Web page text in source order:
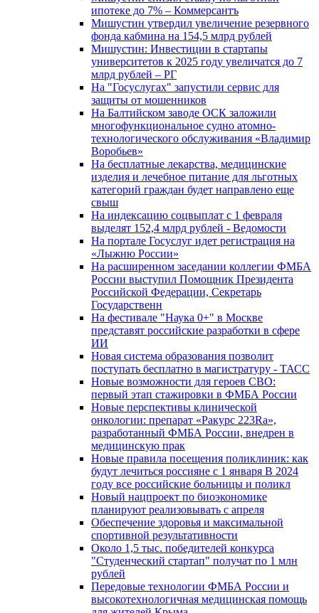
ипотеке до 7% – Коммерсантъ
Мишустин утвердил увеличение резервного
фонда кабмина на 154,5 млрд рублей
Мишустин: Инвестиции в стартапы
университетов к 2025 году увеличатся до 7
млрд рублей – РГ
На "Госуслугах" запустили сервис для
защиты от мошенников
На Балтийском заводе ОСК заложили
многофункциональное судно атомно-
технологического обслуживания «Владимир
Воробьев»
На бесплатные лекарства, медицинские
изделия и лечебное питание для льготных
категорий граждан будет направлено еще
свыш
На индексацию соцвыплат с 1 февраля
выделят 152,4 млрд рублей - Ведомости
На портале Госуслуг идет регистрация на
«Лыжню России»
На расширенном заседании коллегии ФМБА
России выступил Помощник Президента
Российской Федерации, Секретарь
Государственн
На фестивале "Наука 0+" в Москве
представят российские разработки в сфере
ИИ
Новая система образования позволит
поступать бесплатно в магистратуру - ТАСС
Новые возможности для героев СВО:
первый этап стажировки в ФМБА России
Новые перспективы клинической
онкологии: препарат «Ракурс 223Ra»,
разработанный ФМБА России, внедрен в
медицинскую прак
Новые правила посещения поликлиник: как
будут лечиться россияне с 1 января В 2024
году все российские больницы и поликл
Новый нацпроект по биоэкономике
планируют реализовывать с апреля
Обеспечение здоровья и максимальной
спортивной результативности
Около 1,5 тыс. победителей конкурса
"Студенческий стартап" получат по 1 млн
рублей
Передовые технологии ФМБА России и
высокотехнологичная медицинская помощь